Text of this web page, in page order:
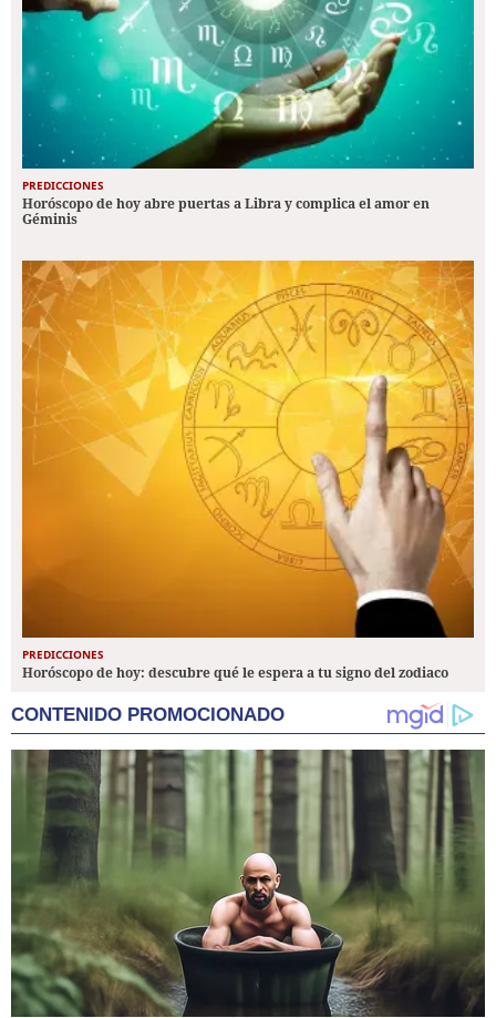
PREDICCIONES
Horóscopo de hoy abre puertas a Libra y complica el amor en
Géminis
PREDICCIONES
Horóscopo de hoy: descubre qué le espera a tu signo del zodiaco
CONTENIDO PROMOCIONADO